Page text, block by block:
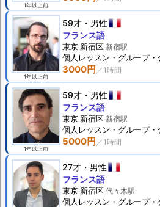
1年以上前
1年以上前
59才 男性
3000円
フランス語
東京 新宿区 新宿駅
個人 レッスン ・グループ
1年以上前
59才 男性
5000円
フランス語
東京 新宿区 新宿駅
個人 レッスン ・グループ
27才 男性
フランス語
東京 新宿区 代々木駅
個人 レッスン ・グループ・